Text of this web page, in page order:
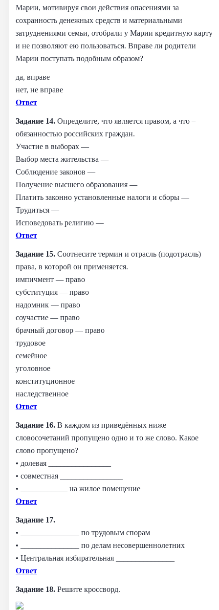
Марии, мотивируя свои действия опасениями за
сохранность денежных средств и материальными
затруднениями семьи, отобрали у Марии кредитную карту
и не позволяют ею пользоваться. Вправе ли родители
Марии поступать подобным образом?
да, вправе
нет, не вправе
Ответ
Задание 14. Определите, что является правом, а что –
обязанностью российских граждан.
Участие в выборах —
Выбор места жительства —
Соблюдение законов —
Получение высшего образования —
Платить законно установленные налоги и сборы —
Трудиться —
Исповедовать религию —
Ответ
Задание 15. Соотнесите термин и отрасль (подотрасль)
права, в которой он применяется.
импичмент — право
субституция — право
надомник — право
соучастие — право
брачный договор — право
трудовое
семейное
уголовное
конституционное
наследственное
Ответ
Задание 16. В каждом из приведённых ниже
словосочетаний пропущено одно и то же слово. Какое
слово пропущено?
• долевая ________________
• совместная ________________
• ____________ на жилое помещение
Ответ
Задание 17.
• _______________ по трудовым спорам
• _______________ по делам несовершеннолетних
• Центральная избирательная _______________
Ответ
Задание 18. Решите кроссворд.